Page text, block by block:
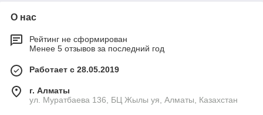
О нас
Рейтинг не сформирован
Менее 5 отзывов за последний год
Работает с 28.05.2019
г. Алматы
ул. Муратбаева 136, БЦ Жылы уя, Алматы, Казахстан